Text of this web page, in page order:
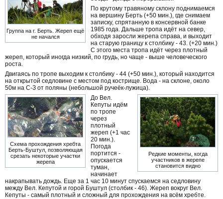
Группа на г. Берть. Жереп ещё
не начался
По крутому травяному склону поднимаемся
на вершину Берть (+50 мин.), где снимаем
записку, спрятанную в консервной банке
1985 года. Дальше тропа идёт на север,
обходя заросли жерепа справа, и выходит
на старую границу к столбику - 43. (+20 мин.)
С этого места тропа идёт через плотный
жереп, который иногда низкий, по грудь, но чаще - выше человеческого
роста.
Двигаясь по тропе выходим к столбику - 44 (+50 мин.), который находится
на открытой седловине с местом под кострище. Вода - на склоне, около
50м на С-З от поляны (небольшой ручеёк-лужица).
Схема прохождения хребта
Берть-Буштул, позволяющая
срезать некоторые участки
жерепа
Редкие моменты, когда
участников в жерепе
становится видно
До Вел.
Кепуты идём
по тропе
через
плотный
жереп (+1 час
20 мин.).
Погода
портится -
опускается
туман,
начинает
накрапывать дождь. Еще за 1 час 10 минут спускаемся на седловину
между Вел. Кепутой и горой Буштул (столбик - 46). Жереп вокруг Вел.
Кепуты - самый плотный и сложный для прохождения на всём хребте.